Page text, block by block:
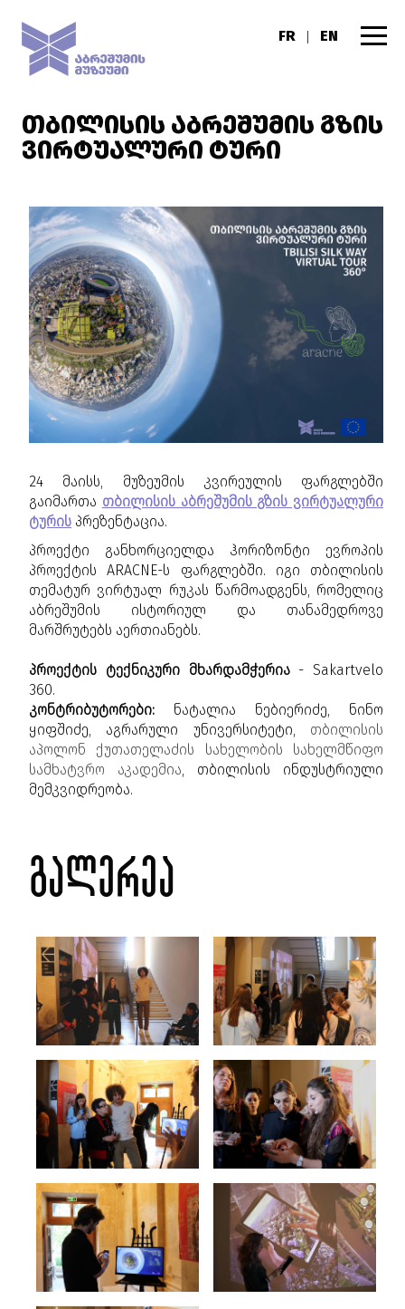
FR | EN
ᲗᲑᲘᲚᲘᲡᲘᲡ ᲐᲑᲠᲔᲨᲣᲛᲘᲡ ᲒᲖᲘᲡ
ᲕᲘᲠᲢᲣᲐᲚᲣᲠᲘ ᲢᲣᲠᲘ
24 მაისს, მუზეუმის კვირეულის ფარგლებში
გაიმართა თბილისის აბრეშუმის გზის ვირტუალური
ტურის პრეზენტაცია.
პროექტი განხორციელდა ჰორიზონტი ევროპის
პროექტის ARACNE-ს ფარგლებში. იგი თბილისის
თემატურ ვირტუალ რუკას წარმოადგენს, რომელიც
აბრეშუმის ისტორიულ და თანამედროვე
მარშრუტებს აერთიანებს.
პროექტის ტექნიკური მხარდამჭერია- Sakartvelo
360.
კონტრიბუტორები: ნატალია ნებიერიძე, ნინო
ყიფშიძე, აგრარული უნივერსიტეტი, თბილისის
აპოლონ ქუთათელაძის სახელობის სახელმწიფო
სამხატვრო აკადემია , თბილისის ინდუსტრიული
მემკვიდრეობა.
გალერეა